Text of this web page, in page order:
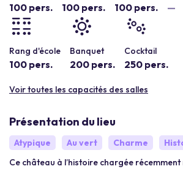
100 pers. 100 pers. 100 pers. —
Rang d'école
100 pers.
Banquet
200 pers.
Cocktail
250 pers.
Voir toutes les capacités des salles
Présentation du lieu
Atypique Au vert Charme
Ce château à l’histoire chargée